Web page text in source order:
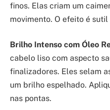
finos. Elas criam um
movimento. O efeito é
Brilho Intenso com Óleo
cabelo liso com aspecto
finalizadores. Eles selam
um brilho espelhado.
nas pontas.